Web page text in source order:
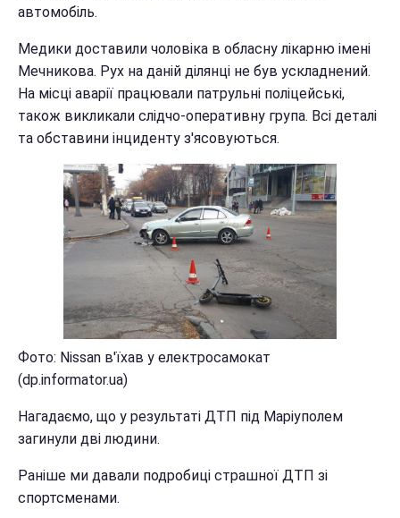
автомобіль.
Медики доставили чоловіка в обласну лікарню імені
Мечникова. Рух на даній ділянці не був ускладнений.
На місці аварії працювали патрульні поліцейські,
також викликали слідчо-оперативну група. Всі деталі
та обставини інциденту з'ясовуються.
Фото: Nissan в'їхав у електросамокат
(dp.informator.ua)
Нагадаємо, що у результаті ДТП під Маріуполем
загинули дві людини.
Раніше ми давали подробиці страшної ДТП зі
спортсменами.